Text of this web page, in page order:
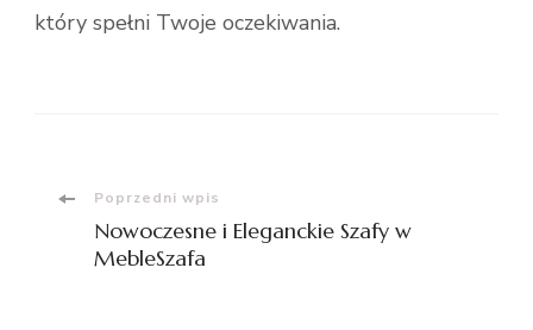
który spełni Twoje oczekiwania.
Nawigacja
wpisu
Poprzedni wpis
Nowoczesne i Eleganckie Szafy w
MebleSzafa